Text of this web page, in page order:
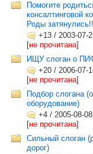
Помогите
консалтинговой
Роды
+13 / 2003-07-
[не прочитана]
ИЩУ слоган о
+20 / 2006-07-
[не прочитана]
Подбор слогана
оборудование)
+4 / 2005-08-
[не прочитана]
Сильный слоган
дорог)